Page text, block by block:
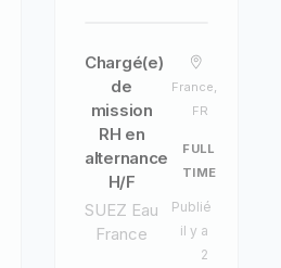
Chargé(e)
de
mission
RH en
alternance
H/F
SUEZ Eau
France
France,
FR
FULL
TIME
Publié
il y a
2